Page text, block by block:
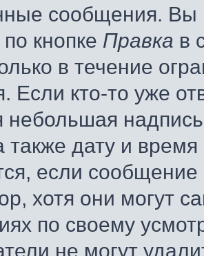
сообщения. Вы
кнопке Правка в
в течение
Если кто-то уже
небольшая
также дату и
если
хотя они могут
по своему
не могут